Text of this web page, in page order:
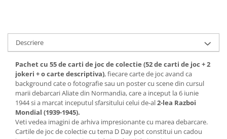
Descriere
Pachet cu 55 de carti de joc de colectie (52 de carti de joc + 2
jokeri + o carte descriptiva), fiecare carte de joc avand ca
background cate o fotografie sau un poster cu scene din cursul
marii debarcari Aliate din Normandia, care a inceput la 6 iunie
1944 si a marcat inceputul sfarsitului celui de-al2-lea Razboi
Mondial (1939-1945).
Veti vedea imagini de arhiva impresionante cu marea debarcare.
Cartile de joc de colectie cu tema D Day pot constitui un cadou